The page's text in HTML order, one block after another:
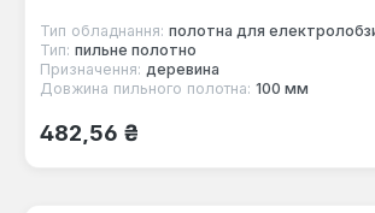
Тип обладнання: полотна для
Тип: пильне полотно
Призначення: деревина
Довжина пильного полотна: 100 мм
Звичайна ціна:
482,56 ₴